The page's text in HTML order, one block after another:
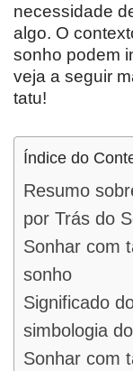
necessidade
algo. O
sonho podem
veja a seguir
tatu!
Índice do
Resumo
por Trás do
Sonhar com
sonho
Significado
simbologia
Sonhar com